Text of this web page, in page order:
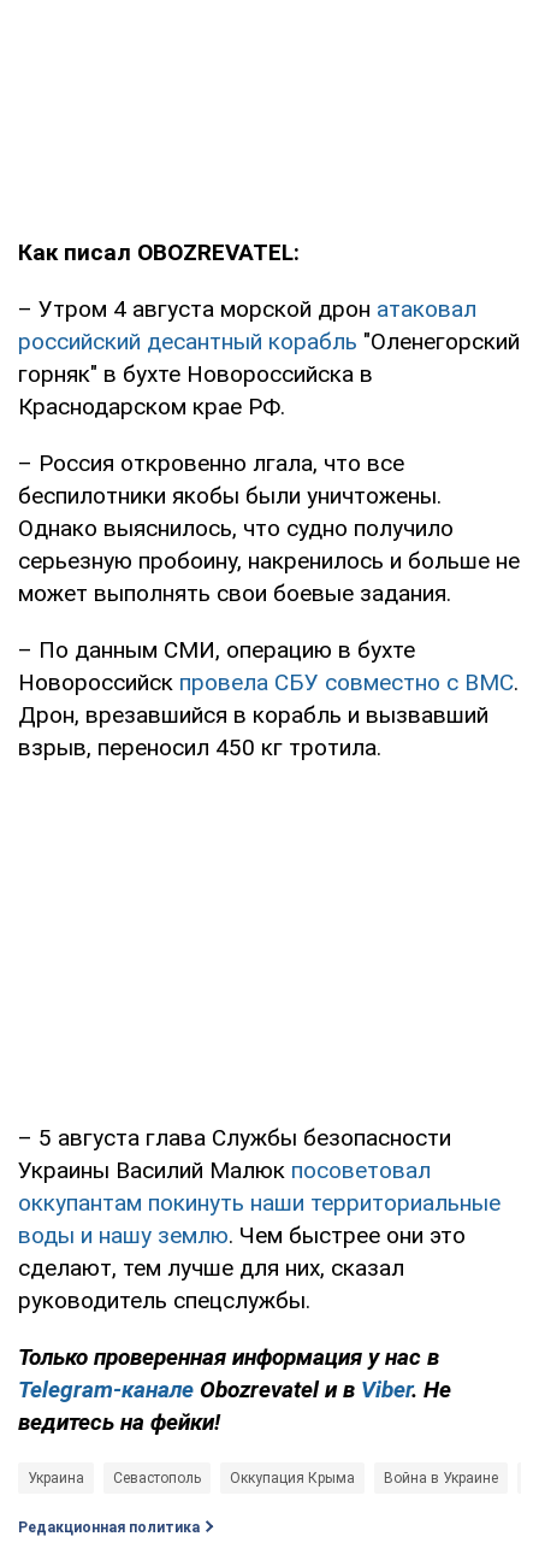
Как писал OBOZREVATEL:
– Утром 4 августа морской дрон атаковал
российский десантный корабль "Оленегорский
горняк" в бухте Новороссийска в
Краснодарском крае РФ.
– Россия откровенно лгала, что все
беспилотники якобы были уничтожены.
Однако выяснилось, что судно получило
серьезную пробоину, накренилось и больше не
может выполнять свои боевые задания.
– По данным СМИ, операцию в бухте
Новороссийск провела СБУ совместно с ВМС.
Дрон, врезавшийся в корабль и вызвавший
взрыв, переносил 450 кг тротила.
– 5 августа глава Службы безопасности
Украины Василий Малюк посоветовал
оккупантам покинуть наши территориальные
воды и нашу землю. Чем быстрее они это
сделают, тем лучше для них, сказал
руководитель спецслужбы.
Только проверенная информация у нас в
Telegram-канале Obozrevatel и в Viber. Не
ведитесь на фейки!
Украина Севастополь Оккупация Крыма Война в Украине
Редакционная политика